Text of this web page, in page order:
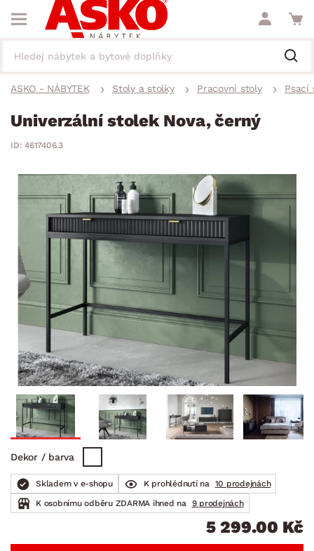
ASKO - NÁBYTEK Stoly a stolky Pracovní stoly Psací
Univerzální stolek Nova, černý
ID: 4617406.3
Dekor / barva
Skladem v e-shopu K prohlédnutí na
10 prodejnách
K osobnímu odběru ZDARMA ihned na
9 prodejnách
5 299.00 Kč